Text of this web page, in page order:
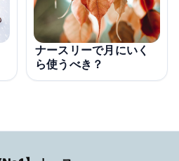
ナースリーで月にいく
ら使うべき？